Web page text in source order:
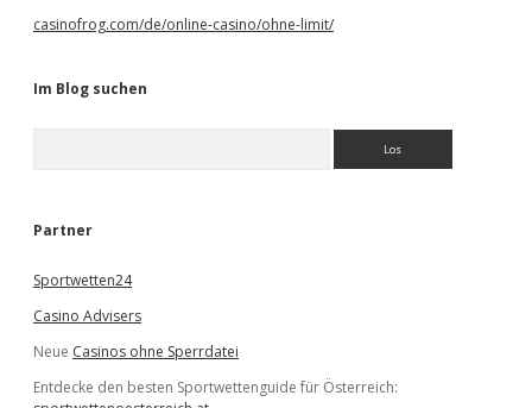
casinofrog.com/de/online-casino/ohne-limit/
Im Blog suchen
e
Partner
Sportwetten24
Casino Advisers
Neue Casinos ohne Sperrdatei
Entdecke den besten Sportwettenguide für Österreich: